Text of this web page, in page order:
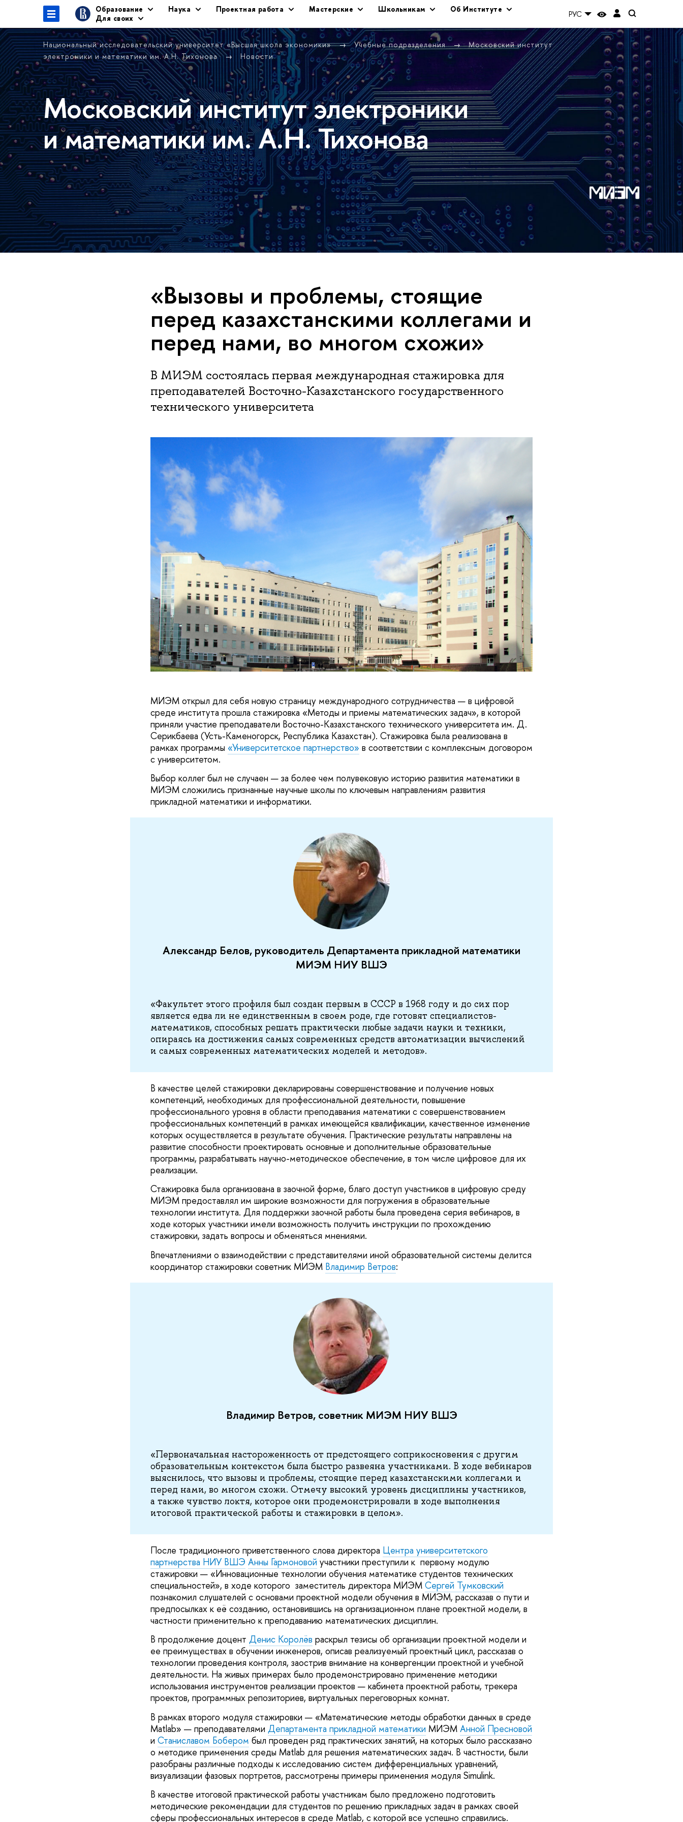
Образование Наука Проектная работа Мастерские Школьникам
Об Институте
Для своих
РУС
Национальный исследовательский университет «Высшая школа экономики» Учебные подразделения
Московский институт
электроники и математики им. А.Н. Тихонова
Новости
Московский институт электроники
и математики им. А.Н. Тихонова
«Вызовы и проблемы, стоящие
перед казахстанскими коллегами и
перед нами, во многом схожи»
В МИЭМ состоялась первая международная стажировка для
преподавателей Восточно-Казахстанского государственного
технического университета
МИЭМ открыл для себя новую страницу международного сотрудничества — в цифровой
среде института прошла стажировка «Методы и приемы математических задач», в которой
приняли участие преподаватели Восточно-Казахстанского технического университета им. Д.
Серикбаева (Усть-Каменогорск, Республика Казахстан). Стажировка была реализована в
рамках программы «Университетское партнерство» в соответствии с комплексным договором
с университетом.
Выбор коллег был не случаен — за более чем полувековую историю развития математики в
МИЭМ сложились признанные научные школы по ключевым направлениям развития
прикладной математики и информатики.
Александр Белов, руководитель Департамента прикладной математики
МИЭМ НИУ ВШЭ
«Факультет этого профиля был создан первым в СССР в 1968 году и до сих пор
является едва ли не единственным в своем роде, где готовят специалистов-
математиков, способных решать практически любые задачи науки и техники,
опираясь на достижения самых современных средств автоматизации вычислений
и самых современных математических моделей и методов».
В качестве целей стажировки декларированы совершенствование и получение новых
компетенций, необходимых для профессиональной деятельности, повышение
профессионального уровня в области преподавания математики с совершенствованием
профессиональных компетенций в рамках имеющейся квалификации, качественное изменение
которых осуществляется в результате обучения. Практические результаты направлены на
развитие способности проектировать основные и дополнительные образовательные
программы, разрабатывать научно-методическое обеспечение, в том числе цифровое для их
реализации.
Стажировка была организована в заочной форме, благо доступ участников в цифровую среду
МИЭМ предоставлял им широкие возможности для погружения в образовательные
технологии института. Для поддержки заочной работы была проведена серия вебинаров, в
ходе которых участники имели возможность получить инструкции по прохождению
стажировки, задать вопросы и обменяться мнениями.
Впечатлениями о взаимодействии с представителями иной образовательной системы делится
координатор стажировки советник МИЭМ Владимир Ветров:
Владимир Ветров, советник МИЭМ НИУ ВШЭ
«Первоначальная настороженность от предстоящего соприкосновения с другим
образовательным контекстом была быстро развеяна участниками. В ходе вебинаров
выяснилось, что вызовы и проблемы, стоящие перед казахстанскими коллегами и
перед нами, во многом схожи. Отмечу высокий уровень дисциплины участников,
а также чувство локтя, которое они продемонстрировали в ходе выполнения
итоговой практической работы и стажировки в целом».
После традиционного приветственного слова директора Центра университетского
партнерства НИУ ВШЭ Анны Гармоновой участники преступили к первому модулю
стажировки — «Инновационные технологии обучения математике студентов технических
специальностей», в ходе которого заместитель директора МИЭМ Сергей Тумковский
познакомил слушателей с основами проектной модели обучения в МИЭМ, рассказав о пути и
предпосылках к её созданию, остановившись на организационном плане проектной модели, в
частности применительно к преподаванию математических дисциплин.
В продолжение доцент Денис Королёв раскрыл тезисы об организации проектной модели и
ее преимуществах в обучении инженеров, описав реализуемый проектный цикл, рассказав о
технологии проведения контроля, заострив внимание на конвергенции проектной и учебной
деятельности. На живых примерах было продемонстрировано применение методики
использования инструментов реализации проектов — кабинета проектной работы, трекера
проектов, программных репозиториев, виртуальных переговорных комнат.
В рамках второго модуля стажировки — «Математические методы обработки данных в среде
Matlab» — преподавателями Департамента прикладной математики МИЭМ Анной Пресновой
и Станиславом Бобером был проведен ряд практических занятий, на которых было рассказано
о методике применения среды Matlab для решения математических задач. В частности, были
разобраны различные подходы к исследованию систем дифференциальных уравнений,
визуализации фазовых портретов, рассмотрены примеры применения модуля Simulink.
В качестве итоговой практической работы участникам было предложено подготовить
методические рекомендации для студентов по решению прикладных задач в рамках своей
сферы профессиональных интересов в среде Matlab, с которой все успешно справились.